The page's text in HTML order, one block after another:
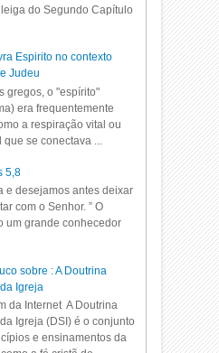
do Segundo Capítulo
Espirito no contexto
Judeu
gregos, o "espírito"
era frequentemente
a respiração vital ou
se conectava ...
5,8
e desejamos antes deixar
com o Senhor. ” O
um grande conhecedor
sobre : A Doutrina
Igreja
da Internet A Doutrina
Igreja (DSI) é o conjunto
e ensinamentos da